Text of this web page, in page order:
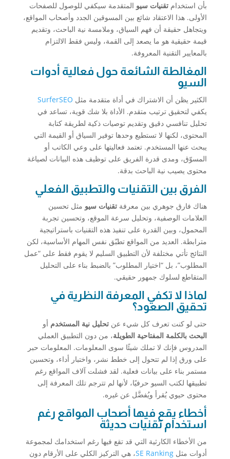
بأن استخدام تقنيات سيو المتقدمة سيكفي للوصول للصفحات
الأولى. هذا الاعتقاد شائع بين المسوقين الجدد وأصحاب المواقع،
ويتجاهل حقيقة أن فهم السياق، وملامسة نية الباحث، وتقديم
قيمة حقيقية هو ما يصعد إلى القمة، وليس فقط الالتزام
بالمعايير التقنية المعروفة.
المغالطة الشائعة حول فعالية أدوات
السيو
الكثير يظن أن الاشتراك في أداة متقدمة مثل SurferSEO
يكفي لتحقيق ترتيب متقدم. الأداة بلا شك قوية، تساعد في
تحليل تنافسي دقيق وتقديم توصيات ذكية لطريقة كتابة
المحتوى، لكنها لا تستطيع وحدها توفير السياق أو القيمة التي
يبحث عنها المستخدم. تعتمد فعاليتها على وعي الكاتب أو
المسوّق، ومدى قدرة الفريق على توظيف هذه البيانات لصياغة
محتوى يصيب نية الباحث بدقة.
الفرق بين التقنيات والتطبيق الفعلي
هناك فارق جوهري بين معرفة تقنيات سيو مثل تحسين
العلامات الوصفية، وتحليل سرعة الموقع، وتحسين تجربة
المحمول، وبين القدرة على تنفيذ هذه التقنيات باستراتيجية
مترابطة. العديد من المواقع تطبّق نفس المهام الأساسية، لكن
النتائج تأتي مختلفة لأن التطبيق السليم لا يقوم فقط على “عمل
المطلوب”، بل “اختيار المطلوب” بالضبط بناء على التحليل
المتقاطع لسلوك جمهور حقيقي.
لماذا لا تكفي المعرفة النظرية في
تحقيق الصعود؟
حتى لو كنت تعرف كل شيء عن تحليل نية المستخدم أو
البحث بالكلمة المفتاحية الطويلة، من دون التطبيق العملي
المدروس فإنك لا تملك شيئًا سوى المعلومات. المعلومات حبر
على ورق إذا لم تتحول إلى خطط نشر، واختبار أداء، وتحسين
مستمر بناء على بيانات فعلية. لقد فشلت آلاف المواقع رغم
تطبيقها لكتب السيو حرفيًا، لأنها لم تترجم تلك المعرفة إلى
محتوى حيوي يُقرأ ويُفضَّل عن غيره.
أخطاء يقع فيها أصحاب المواقع رغم
استخدام تقنيات حديثة
من الأخطاء الكارثية التي قد تقع فيها رغم استخدامك لمجموعة
أدوات مثل SE Ranking، هي التركيز الكلي على الأرقام دون